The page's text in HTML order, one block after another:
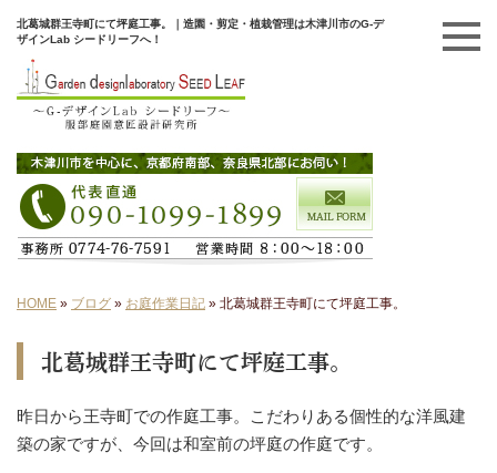
北葛城群王寺町にて坪庭工事。｜造園・剪定・植栽管理は木津川市のG-デ
ザインLab シードリーフへ！
HOME » ブログ » お庭作業日記 » 北葛城群王寺町にて坪庭工事。
北葛城群王寺町にて坪庭工事。
昨日から王寺町での作庭工事。こだわりある個性的な洋風建
築の家ですが、今回は和室前の坪庭の作庭です。